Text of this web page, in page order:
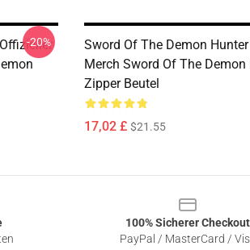
-20%
Sword Of The Demon
Merch Sword Of The Demon
Zipper Beutel
17,02 £ $21.55
100% Sicherer Checkout
PayPal / MasterCard /